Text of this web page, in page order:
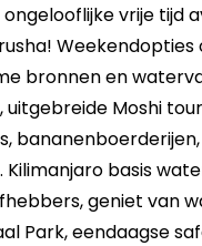
vrije tijd
bronnen en
uitgebreide Moshi
basis
geniet van
Park, eendaagse